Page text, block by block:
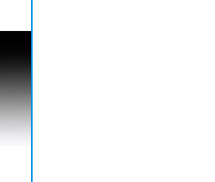
的应用【博航】
航】
应用